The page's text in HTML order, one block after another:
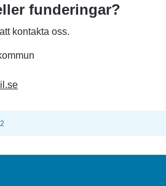
funderingar?
kontakta oss.